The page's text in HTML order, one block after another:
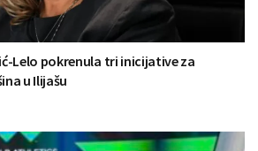
Lelo pokrenula tri inicijative za
u Ilijašu